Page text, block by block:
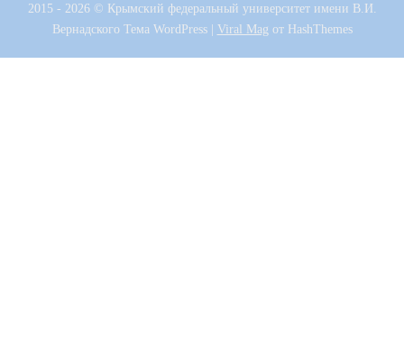
2015 - 2026 © Крымский федеральный университет имени В.И.
ВернадскогоТема WordPress | Viral Mag от HashThemes